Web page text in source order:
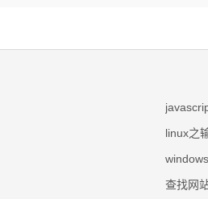
linux之
查找网